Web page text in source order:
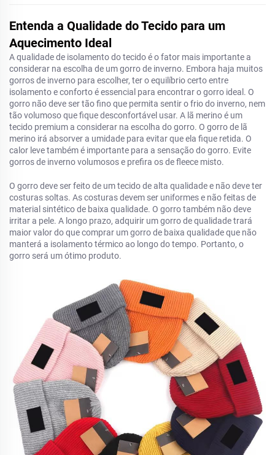
Entenda a Qualidade do Tecido para um
Aquecimento Ideal
A qualidade de isolamento do tecido é o fator mais importante a
considerar na escolha de um gorro de inverno. Embora haja muitos
gorros de inverno para escolher, ter o equilíbrio certo entre
isolamento e conforto é essencial para encontrar o gorro ideal. O
gorro não deve ser tão fino que permita sentir o frio do inverno, nem
tão volumoso que fique desconfortável usar. A lã merino é um
tecido premium a considerar na escolha do gorro. O gorro de lã
merino irá absorver a umidade para evitar que ela fique retida. O
calor leve também é importante para a sensação do gorro. Evite
gorros de inverno volumosos e prefira os de fleece misto.
O gorro deve ser feito de um tecido de alta qualidade e não deve ter
costuras soltas. As costuras devem ser uniformes e não feitas de
material sintético de baixa qualidade. O gorro também não deve
irritar a pele. A longo prazo, adquirir um gorro de qualidade trará
maior valor do que comprar um gorro de baixa qualidade que não
manterá a isolamento térmico ao longo do tempo. Portanto, o
gorro será um ótimo produto.